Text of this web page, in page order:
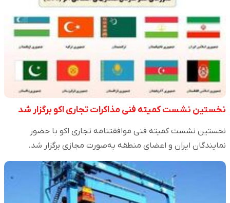
نخستین نشست کمیته فنی مذاکرات تجاری اکو برگزار شد
نخستین نشست کمیته فنی موافقتنامه تجاری اکو با حضور
نمایندگان ایران و اعضای منطقه به‌صورت مجازی برگزار شد.